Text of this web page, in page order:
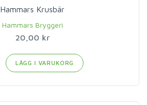
Hammars Krusbär
Hammars Bryggeri
20,00 kr
LÄGG I VARUKORG